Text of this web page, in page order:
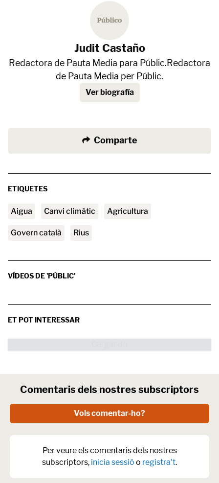
Judit Castaño
Redactora de Pauta Media para Públic.Redactora
de Pauta Media per Públic.
Ver biografía
Comparte
ETIQUETES
aigua canvi climàtic agricultura
Govern català rius
VÍDEOS DE 'PÚBLIC'
ET POT INTERESSAR
Comentaris dels nostres subscriptors
Vols comentar-ho?
Per veure els comentaris dels nostres
subscriptors, inicia sessió o registra't.